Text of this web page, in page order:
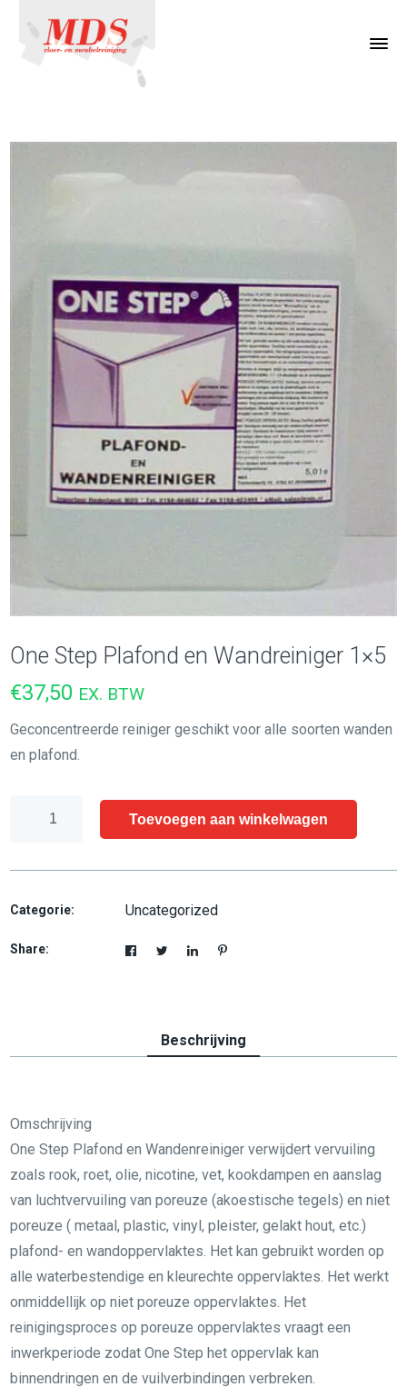
One Step Plafond en Wandreiniger 1×5
€37,50 EX. BTW
Geconcentreerde reiniger geschikt voor alle soorten wanden
en plafond.
Wandreiniger
aantal
Toevoegen aan winkelwagen
Categorie: Uncategorized
Share:
Beschrijving
Omschrijving
One Step Plafond en Wandenreiniger verwijdert vervuiling
zoals rook, roet, olie, nicotine, vet, kookdampen en aanslag
van luchtvervuiling van poreuze (akoestische tegels) en niet
poreuze ( metaal, plastic, vinyl, pleister, gelakt hout, etc.)
plafond- en wandoppervlaktes. Het kan gebruikt worden op
alle waterbestendige en kleurechte oppervlaktes. Het werkt
onmiddellijk op niet poreuze oppervlaktes. Het
reinigingsproces op poreuze oppervlaktes vraagt een
inwerkperiode zodat One Step het oppervlak kan
binnendringen en de vuilverbindingen verbreken.